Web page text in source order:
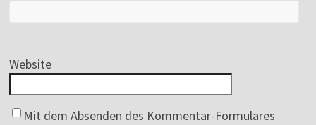
Website
Mit dem Absenden des Kommentar-Formulares